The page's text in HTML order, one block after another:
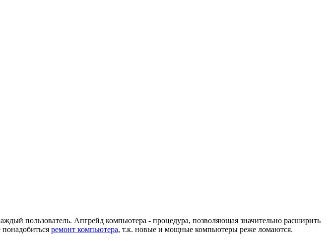
пользователь. Апгрейд компьютера - процедура, позволяющая значительно расширить
ремонт компьютера, т.к. новые и мощные компьютеры реже ломаются.